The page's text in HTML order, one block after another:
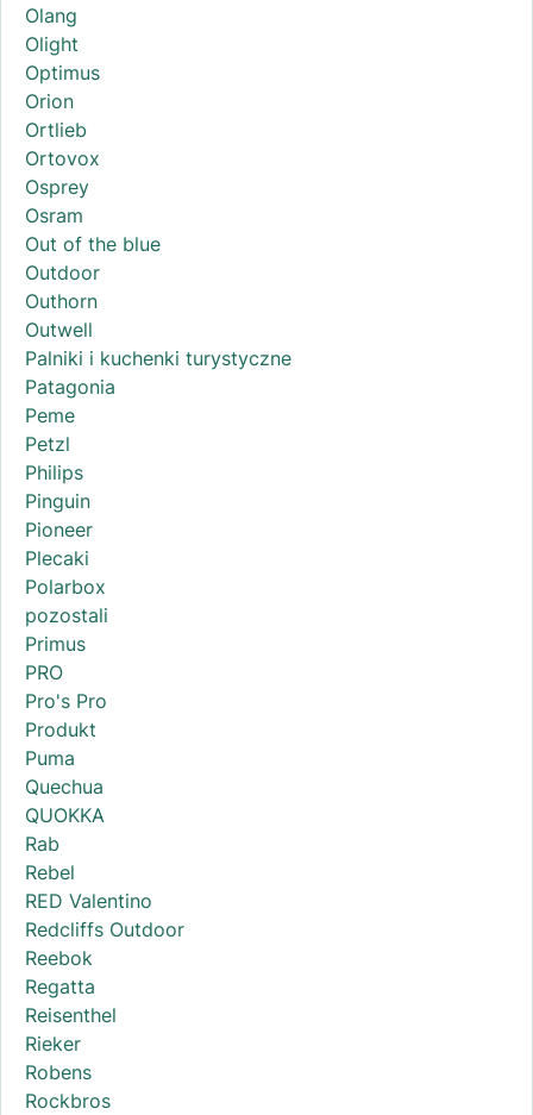
Olang
Olight
Optimus
Orion
Ortlieb
Ortovox
Osprey
Osram
Out of the blue
Outdoor
Outhorn
Outwell
Palniki i kuchenki turystyczne
Patagonia
Peme
Petzl
Philips
Pinguin
Pioneer
Plecaki
Polarbox
pozostali
Primus
PRO
Pro's Pro
Produkt
Puma
Quechua
QUOKKA
Rab
Rebel
RED Valentino
Redcliffs Outdoor
Reebok
Regatta
Reisenthel
Rieker
Robens
Rockbros